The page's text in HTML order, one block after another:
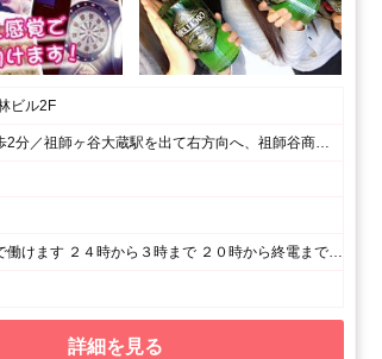
ビル2F
小田急線祖師ヶ谷大蔵駅より徒歩2分／祖師ヶ谷大蔵駅を出て右方向へ、祖師谷商店街のセブンイレブンを右に曲がるとすぐお店があります。
自己申告制なので自分のペースで働けます ２４時から３時まで ２０時から終電まで ２２時から２時までetc... 「テスト期間考慮」「長期休暇のみ働く」「がっつり週6働きたい」など 一緒に最適な働き方を考えます。どんな働き方でもご相談ください。
詳細を見る